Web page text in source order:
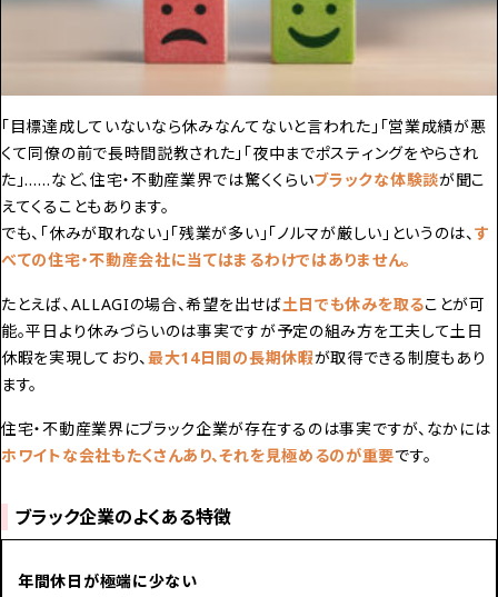
「目標達成していないなら休みなんてないと言われた」「営業成績が悪
くて同僚の前で長時間説教された」「夜中までポスティングをやらされ
た」……など、住宅・不動産業界では驚くくらいブラックな体験談が聞こ
えてくることもあります。
でも、「休みが取れない」「残業が多い」「ノルマが厳しい」というのは、す
べての住宅・不動産会社に当てはまるわけではありません。
たとえば、ALLAGIの場合、希望を出せば土日でも休みを取ることが可
能。平日より休みづらいのは事実ですが予定の組み方を工夫して土日
休暇を実現しており、最大14日間の長期休暇が取得できる制度もあり
ます。
住宅・不動産業界にブラック企業が存在するのは事実ですが、なかには
ホワイトな会社もたくさんあり、それを見極めるのが重要です。
ブラック企業のよくある特徴
年間休日が極端に少ない